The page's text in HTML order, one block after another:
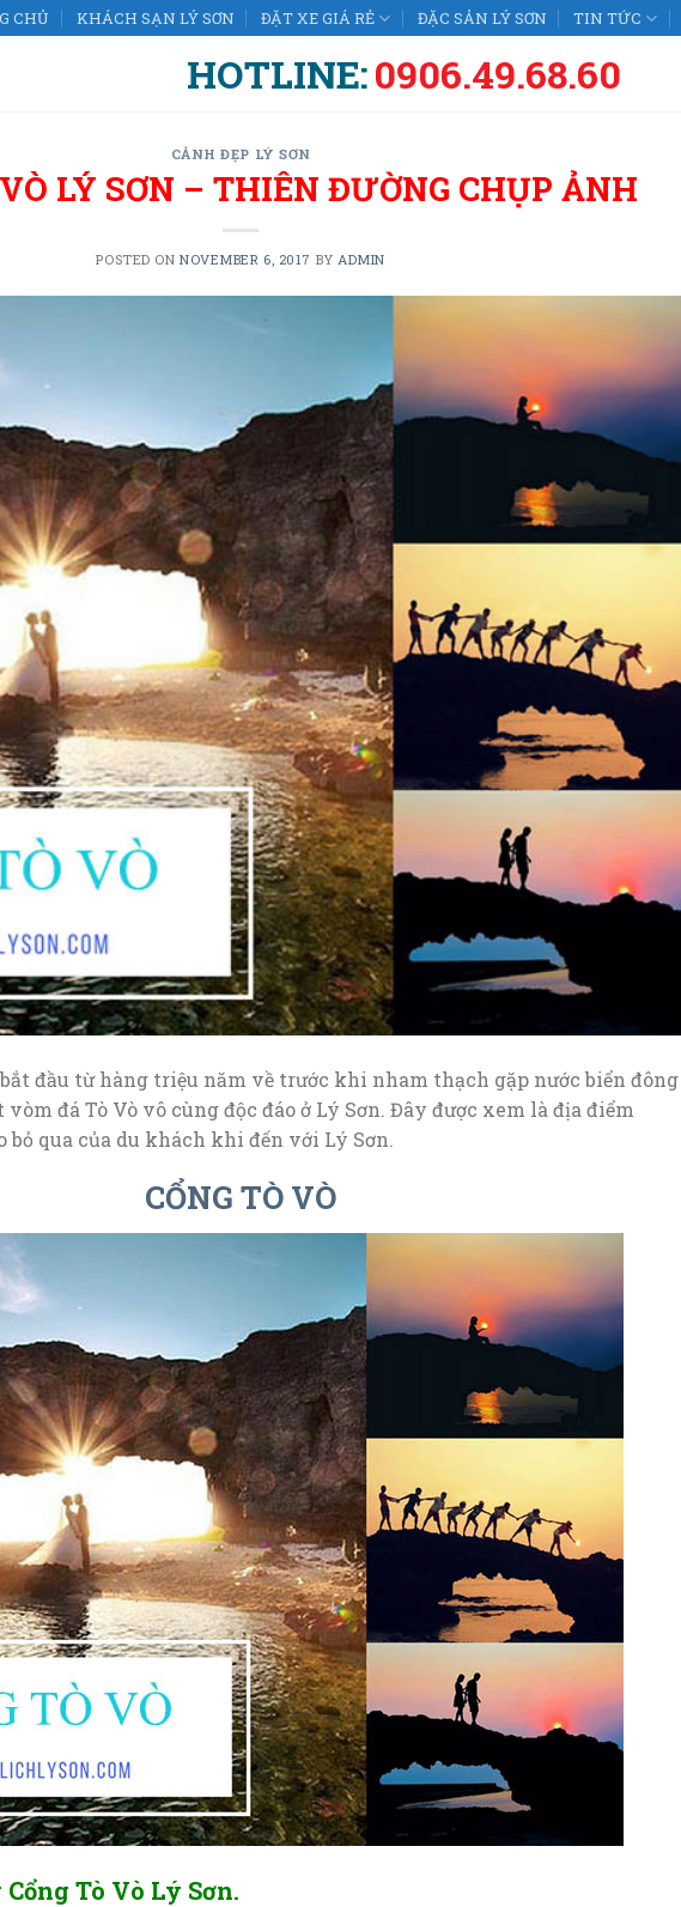
CHỦ KHÁCH SẠN LÝ SƠN ĐẶT XE GIÁ RẺ ĐẶC SẢN LÝ SƠN TIN TỨC
HOTLINE:0906.49.68.60
CẢNH ĐẸP LÝ SƠN
LÝ SƠN – THIÊN ĐƯỜNG CHỤP ẢNH
POSTED ONNOVEMBER 6, 2017 BY ADMIN
bắt đầu từ hàng triệu năm về trước khi nham thạch gặp nước biển đông
đá Tò Vò vô cùng độc đáo ở Lý Sơn. Đây được xem là địa điểm
qua của du khách khi đến với Lý Sơn.
CỔNG TÒ VÒ
Tò Vò Lý Sơn.